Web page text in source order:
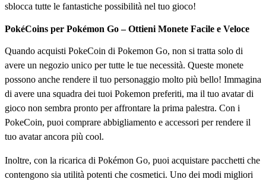
sblocca tutte le fantastiche possibilità nel tuo gioco!
PokéCoins per Pokémon Go – Ottieni Monete Facile e Veloce
Quando acquisti PokeCoin di Pokemon Go, non si tratta solo di
avere un negozio unico per tutte le tue necessità. Queste monete
possono anche rendere il tuo personaggio molto più bello! Immagina
di avere una squadra dei tuoi Pokemon preferiti, ma il tuo avatar di
gioco non sembra pronto per affrontare la prima palestra. Con i
PokeCoin, puoi comprare abbigliamento e accessori per rendere il
tuo avatar ancora più cool.
Inoltre, con la ricarica di Pokémon Go, puoi acquistare pacchetti che
contengono sia utilità potenti che cosmetici. Uno dei modi migliori